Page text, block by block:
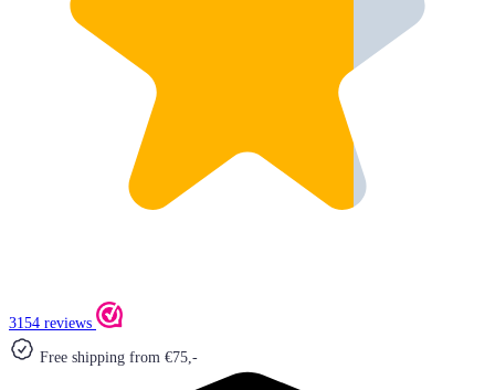
3154 reviews
Free shipping from €75,-